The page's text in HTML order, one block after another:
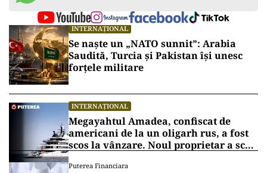
INTERNAȚIONAL
Se naște un „NATO sunnit”: Arabia
Saudită, Turcia și Pakistan își unesc
forțele militare
INTERNAȚIONAL
Megayahtul Amadea, confiscat de
americani de la un oligarh rus, a fost
scos la vânzare. Noul proprietar a scos
Puterea Financiara